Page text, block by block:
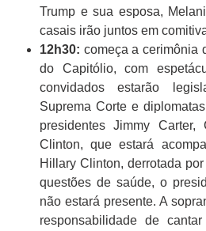
Trump e sua esposa,
casais irão juntos em
12h30: começa a cerimônia
do Capitólio, com
convidados estarão
Suprema Corte e
presidentes Jimmy
Clinton, que estará
Hillary Clinton, derrotada
questões de saúde, o
não estará presente. A
responsabilidade de